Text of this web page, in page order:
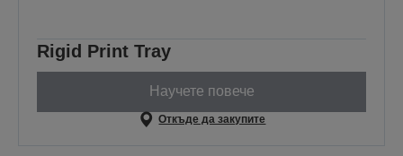
Rigid Print Tray
Научете повече
Откъде да закупите